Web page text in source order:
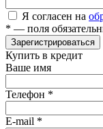
Я согласен на
* — поля
Зарегистрироваться
Купить в кредит
Ваше имя
Телефон *
E-mail *